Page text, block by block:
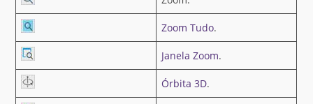
Zoom Tudo.
Janela Zoom.
Órbita 3D.